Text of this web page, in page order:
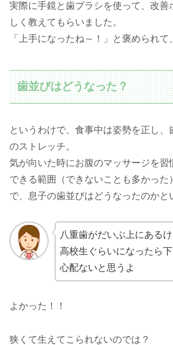
実際に手鏡と歯ブラシを使って、改善
しく教えてもらいました。
「上手になったね～！」と褒められて
歯並びはどうなった？
というわけで、食事中は姿勢を正し、
のストレッチ。
気が向いた時にお腹のマッサージを習
できる範囲（できないことも多かった
で、息子の歯並びはどうなったのかと
八重歯がだいぶ上にある
高校生ぐらいになったら
心配ないと思うよ
よかった！！
狭くて生えてこられないのでは？